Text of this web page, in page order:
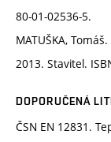
80-01-02536-5.
MATUŠKA,
2013. Stavitel.
DOPORUČENÁ
ČSN EN 12831.